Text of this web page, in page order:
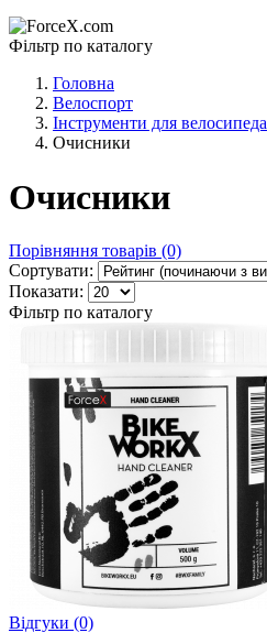
Фільтр по каталогу
Головна
Велоспорт
Інструменти для велосипеда
Очисники
Очисники
Порівняння товарів (0)
Сортувати:
Показати:
Фільтр по каталогу
Відгуки (0)